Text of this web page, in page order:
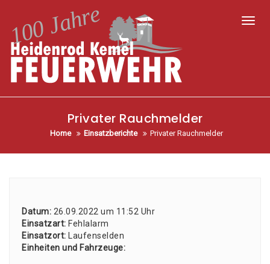
Privater Rauchmelder
Home Einsatzberichte Privater Rauchmelder
Datum: 26.09.2022 um 11:52 Uhr
Ein­satz­art: Fehl­alarm
Ein­satz­ort: Lau­fen­sel­den
Ein­hei­ten und Fahr­zeu­ge: